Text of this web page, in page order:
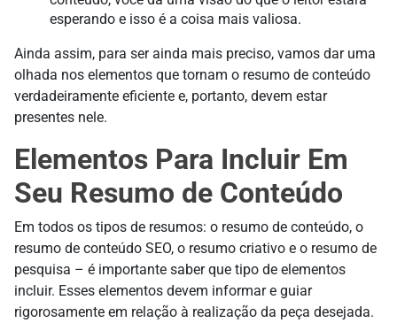
esperando e isso é a coisa mais valiosa.
Ainda assim, para ser ainda mais preciso, vamos dar uma
olhada nos elementos que tornam o resumo de conteúdo
verdadeiramente eficiente e, portanto, devem estar
presentes nele.
Elementos Para Incluir Em
Seu Resumo de Conteúdo
Em todos os tipos de resumos: o resumo de conteúdo, o
resumo de conteúdo SEO, o resumo criativo e o resumo de
pesquisa – é importante saber que tipo de elementos
incluir. Esses elementos devem informar e guiar
rigorosamente em relação à realização da peça desejada.